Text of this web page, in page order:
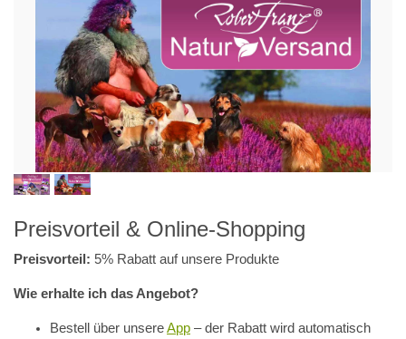
Preisvorteil & Online-Shopping
Preisvorteil: 5% Rabatt auf unsere Produkte
Wie erhalte ich das Angebot?
Bestell über unsereApp – der Rabatt wird automatisch